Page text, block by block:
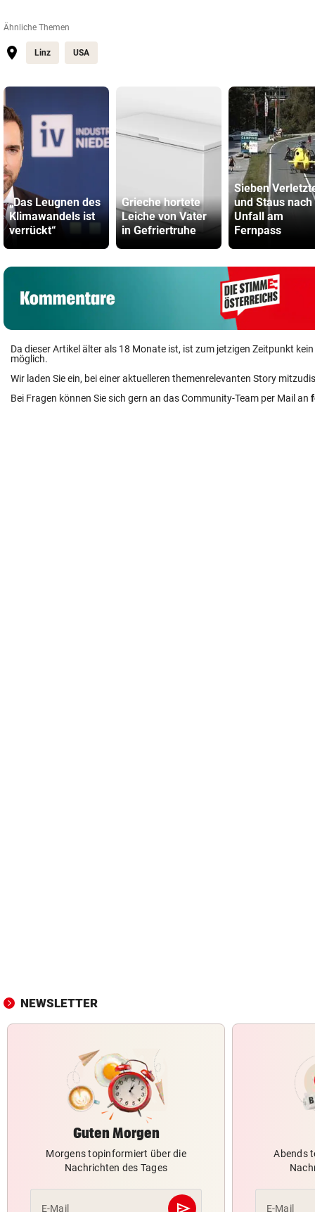
Ähnliche Themen
Linz USA
„Das Leugnen des
Klimawandels ist
verrückt“
Grieche hortete
Leiche von Vater
in Gefriertruhe
Sieben
und Staus nach
Unfall am
Fernpass
Da dieser Artikel älter als 18 Monate ist, ist zum jetzigen Zeitpunkt
möglich.
Wir laden Sie ein, bei einer aktuelleren themenrelevanten Story
Bei Fragen können Sie sich gern an das Community-Team per Mail an
NEWSLETTER
Guten Morgen
Morgens topinformiert über die
Nachrichten des Tages
E-Mail
Abends
E-Mail